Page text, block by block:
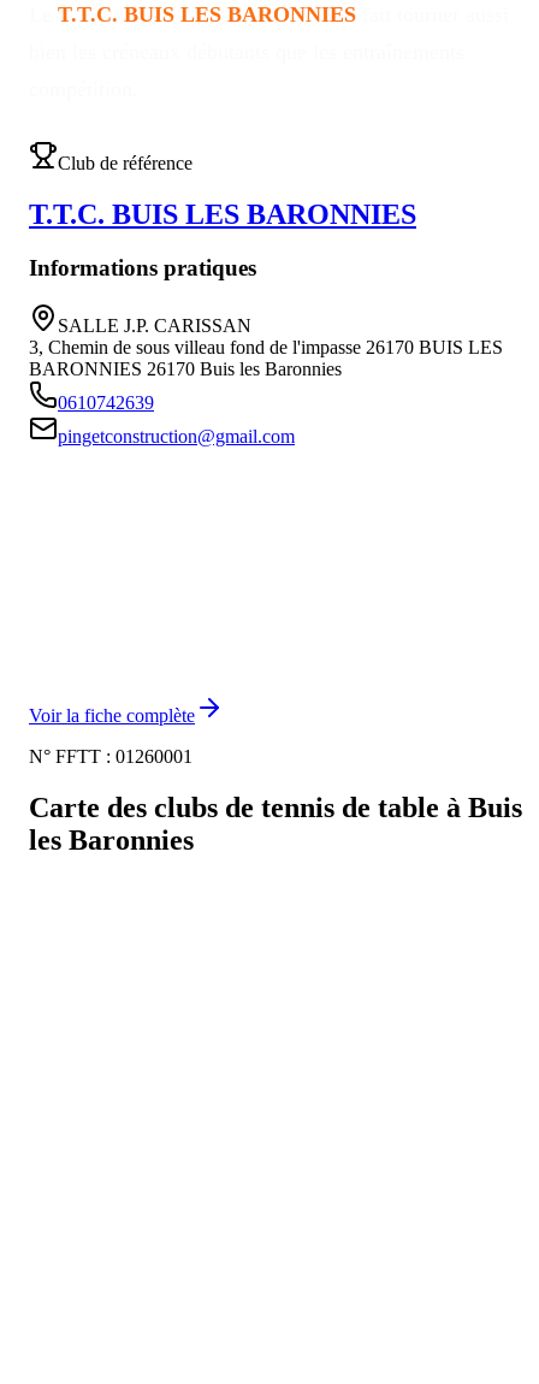
T.T.C. BUIS LES BARONNIES
Club de référence
T.T.C. BUIS LES BARONNIES
Informations pratiques
SALLE J.P. CARISSAN
3, Chemin de sous villeau fond de l'impasse 26170 BUIS LES
BARONNIES 26170 Buis les Baronnies
0610742639
pingetconstruction@gmail.com
Voir la fiche complète
N° FFTT : 01260001
Carte des clubs de tennis de table à Buis
les Baronnies